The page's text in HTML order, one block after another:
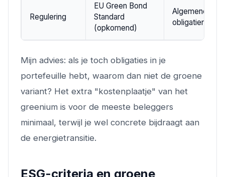
Regulering
EU Green Bond
Standard
(opkomend)
Algemene
Mijn advies: als je toch obligaties in je
portefeuille hebt, waarom dan niet de groene
variant? Het extra "kostenplaatje" van het
greenium is voor de meeste beleggers
minimaal, terwijl je wel concrete bijdraagt aan
de energietransitie.
ESG-criteria en groene